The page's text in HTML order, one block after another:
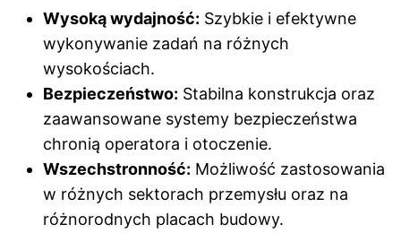
Wysoką wydajność: Szybkie i efektywne
wykonywanie zadań na różnych
wysokościach.
Bezpieczeństwo: Stabilna konstrukcja oraz
zaawansowane systemy bezpieczeństwa
chronią operatora i otoczenie.
Wszechstronność: Możliwość zastosowania
w różnych sektorach przemysłu oraz na
różnorodnych placach budowy.